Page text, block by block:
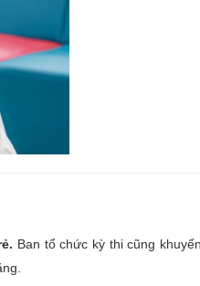
Ban tổ chức kỳ thi cũng